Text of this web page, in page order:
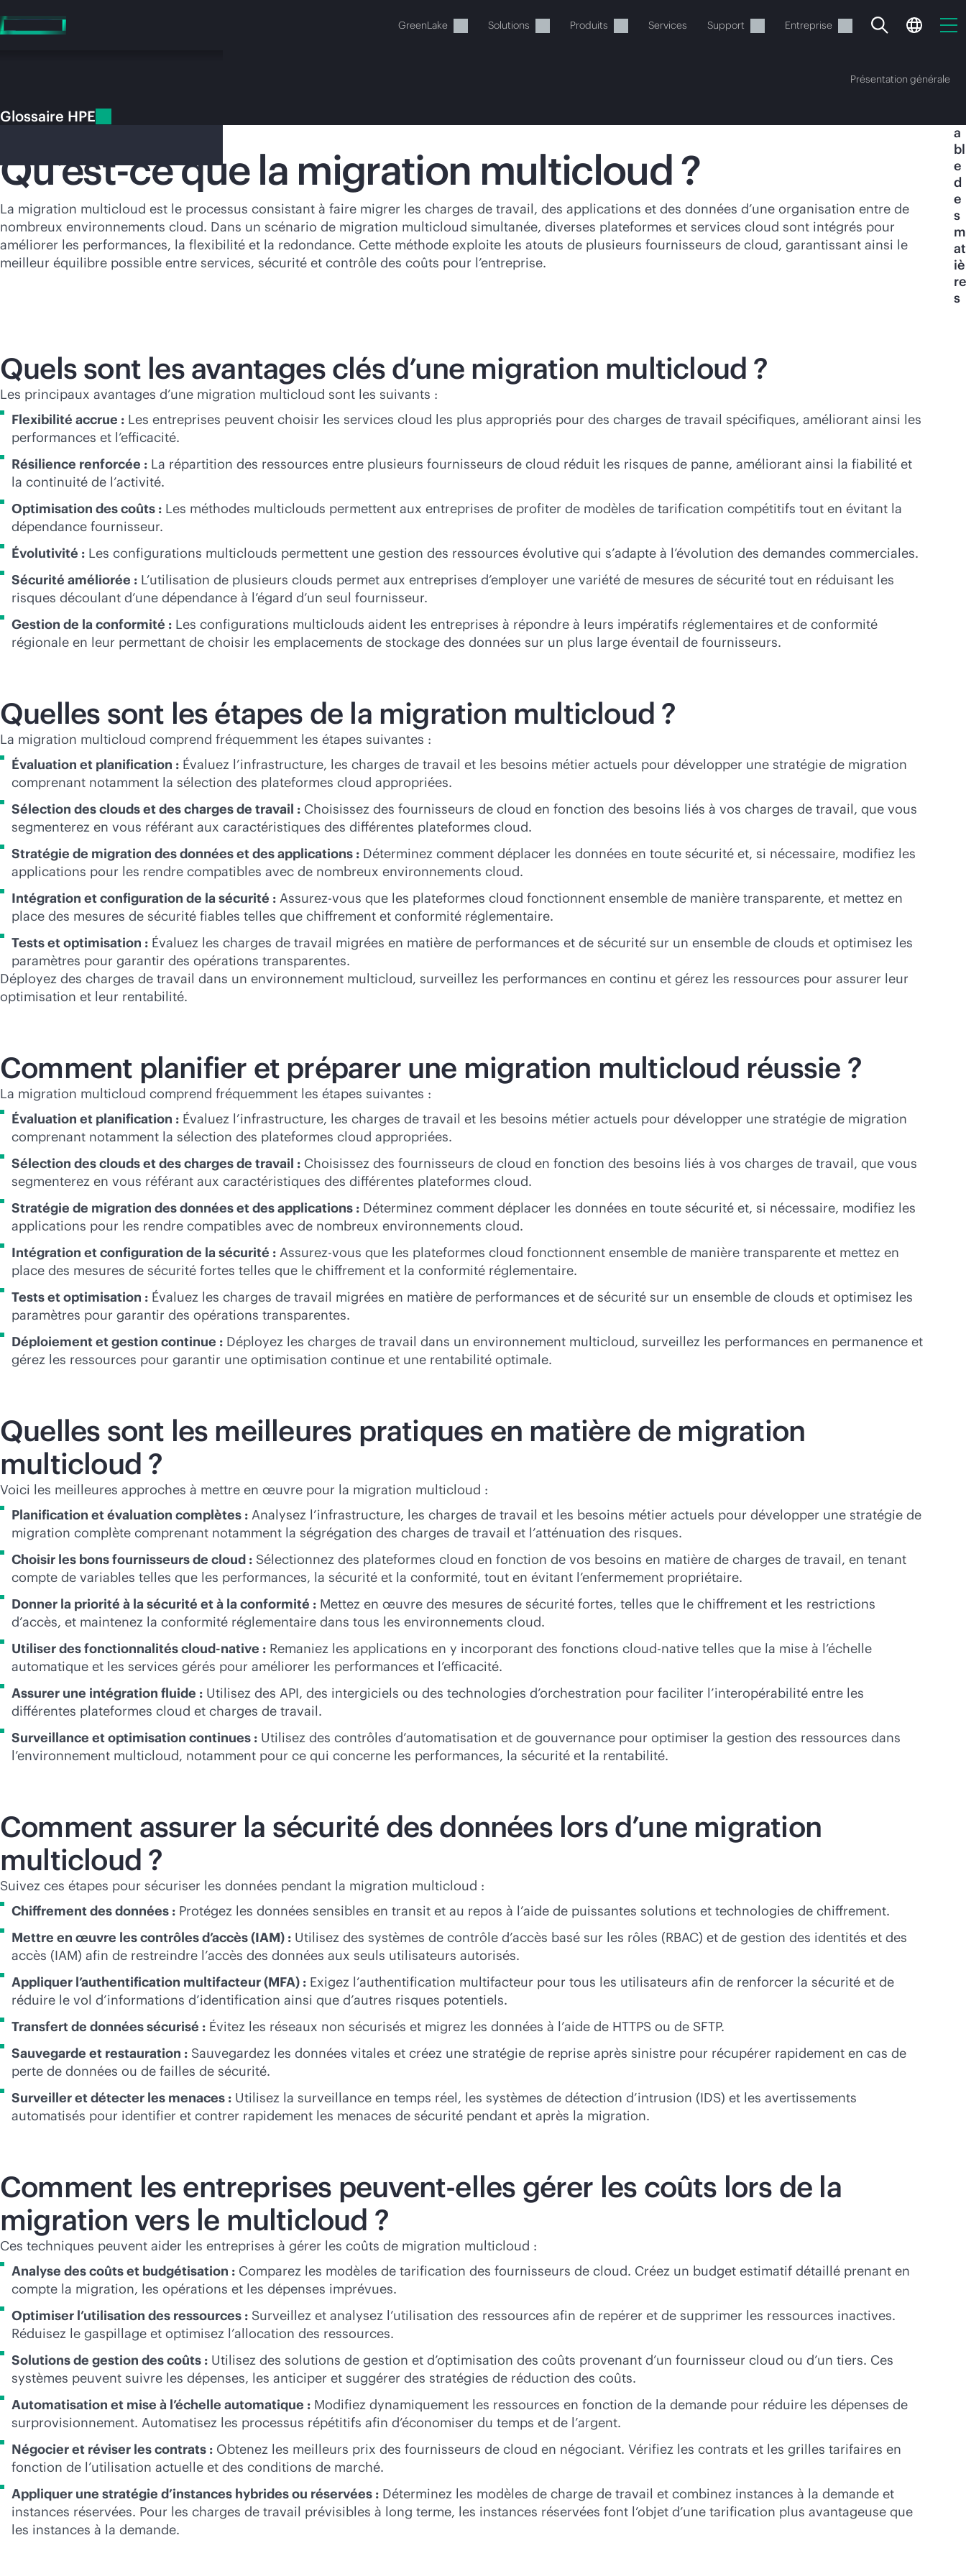
au
contenu
GreenLake Solutions Produits Services Support Entreprise
Votre panier est actuellement vide
Rendez-vous dans la boutique HPE pour découvrir, configurer et commander.
Présentation générale
Glossaire HPE
Qu’est-ce que la migration multicloud ?
La migration multicloud est le processus consistant à faire migrer les charges de travail, des applications et des données d’une organisation entre de
nombreux environnements cloud. Dans un scénario de migration multicloud simultanée, diverses plateformes et services cloud sont intégrés pour
améliorer les performances, la flexibilité et la redondance. Cette méthode exploite les atouts de plusieurs fournisseurs de cloud, garantissant ainsi le
meilleur équilibre possible entre services, sécurité et contrôle des coûts pour l’entreprise.
a
bl
e
d
e
s
m
at
iè
re
s
Quels sont les avantages clés d’une migration multicloud ?
Les principaux avantages d’une migration multicloud sont les suivants :
Flexibilité accrue : Les entreprises peuvent choisir les services cloud les plus appropriés pour des charges de travail spécifiques, améliorant ainsi les
performances et l’efficacité.
Résilience renforcée : La répartition des ressources entre plusieurs fournisseurs de cloud réduit les risques de panne, améliorant ainsi la fiabilité et
la continuité de l’activité.
Optimisation des coûts : Les méthodes multiclouds permettent aux entreprises de profiter de modèles de tarification compétitifs tout en évitant la
dépendance fournisseur.
Évolutivité : Les configurations multiclouds permettent une gestion des ressources évolutive qui s’adapte à l’évolution des demandes commerciales.
Sécurité améliorée : L’utilisation de plusieurs clouds permet aux entreprises d’employer une variété de mesures de sécurité tout en réduisant les
risques découlant d’une dépendance à l’égard d’un seul fournisseur.
Gestion de la conformité : Les configurations multiclouds aident les entreprises à répondre à leurs impératifs réglementaires et de conformité
régionale en leur permettant de choisir les emplacements de stockage des données sur un plus large éventail de fournisseurs.
Quelles sont les étapes de la migration multicloud ?
La migration multicloud comprend fréquemment les étapes suivantes :
Évaluation et planification : Évaluez l’infrastructure, les charges de travail et les besoins métier actuels pour développer une stratégie de migration
comprenant notamment la sélection des plateformes cloud appropriées.
Sélection des clouds et des charges de travail : Choisissez des fournisseurs de cloud en fonction des besoins liés à vos charges de travail, que vous
segmenterez en vous référant aux caractéristiques des différentes plateformes cloud.
Stratégie de migration des données et des applications : Déterminez comment déplacer les données en toute sécurité et, si nécessaire, modifiez les
applications pour les rendre compatibles avec de nombreux environnements cloud.
Intégration et configuration de la sécurité : Assurez-vous que les plateformes cloud fonctionnent ensemble de manière transparente, et mettez en
place des mesures de sécurité fiables telles que chiffrement et conformité réglementaire.
Tests et optimisation : Évaluez les charges de travail migrées en matière de performances et de sécurité sur un ensemble de clouds et optimisez les
paramètres pour garantir des opérations transparentes.
Déployez des charges de travail dans un environnement multicloud, surveillez les performances en continu et gérez les ressources pour assurer leur
optimisation et leur rentabilité.
Comment planifier et préparer une migration multicloud réussie ?
La migration multicloud comprend fréquemment les étapes suivantes :
Évaluation et planification : Évaluez l’infrastructure, les charges de travail et les besoins métier actuels pour développer une stratégie de migration
comprenant notamment la sélection des plateformes cloud appropriées.
Sélection des clouds et des charges de travail : Choisissez des fournisseurs de cloud en fonction des besoins liés à vos charges de travail, que vous
segmenterez en vous référant aux caractéristiques des différentes plateformes cloud.
Stratégie de migration des données et des applications : Déterminez comment déplacer les données en toute sécurité et, si nécessaire, modifiez les
applications pour les rendre compatibles avec de nombreux environnements cloud.
Intégration et configuration de la sécurité : Assurez-vous que les plateformes cloud fonctionnent ensemble de manière transparente et mettez en
place des mesures de sécurité fortes telles que le chiffrement et la conformité réglementaire.
Tests et optimisation : Évaluez les charges de travail migrées en matière de performances et de sécurité sur un ensemble de clouds et optimisez les
paramètres pour garantir des opérations transparentes.
Déploiement et gestion continue : Déployez les charges de travail dans un environnement multicloud, surveillez les performances en permanence et
gérez les ressources pour garantir une optimisation continue et une rentabilité optimale.
Quelles sont les meilleures pratiques en matière de migration
multicloud ?
Voici les meilleures approches à mettre en œuvre pour la migration multicloud :
Planification et évaluation complètes : Analysez l’infrastructure, les charges de travail et les besoins métier actuels pour développer une stratégie de
migration complète comprenant notamment la ségrégation des charges de travail et l’atténuation des risques.
Choisir les bons fournisseurs de cloud : Sélectionnez des plateformes cloud en fonction de vos besoins en matière de charges de travail, en tenant
compte de variables telles que les performances, la sécurité et la conformité, tout en évitant l’enfermement propriétaire.
Donner la priorité à la sécurité et à la conformité : Mettez en œuvre des mesures de sécurité fortes, telles que le chiffrement et les restrictions
d’accès, et maintenez la conformité réglementaire dans tous les environnements cloud.
Utiliser des fonctionnalitéscloud-native : Remaniez les applications en y incorporant des fonctions cloud-native telles que la mise à l’échelle
automatique et les services gérés pour améliorer les performances et l’efficacité.
Assurer une intégration fluide : Utilisez des API, des intergiciels ou des technologies d’orchestration pour faciliter l’interopérabilité entre les
différentes plateformes cloud et charges de travail.
Surveillance et optimisation continues : Utilisez des contrôles d’automatisation et de gouvernance pour optimiser la gestion des ressources dans
l’environnement multicloud, notamment pour ce qui concerne les performances, la sécurité et la rentabilité.
Comment assurer la sécurité des données lors d’une migration
multicloud ?
Suivez ces étapes pour sécuriser les données pendant la migration multicloud :
Chiffrement des données : Protégez les données sensibles en transit et au repos à l’aide de puissantes solutions et technologies de chiffrement.
Mettre en œuvre les contrôles d’accès (IAM) : Utilisez des systèmes de contrôle d’accès basé sur les rôles (RBAC) et de gestion des identités et des
accès (IAM) afin de restreindre l’accès des données aux seuls utilisateurs autorisés.
Appliquer l’authentification multifacteur (MFA) : Exigez l’authentification multifacteur pour tous les utilisateurs afin de renforcer la sécurité et de
réduire le vol d’informations d’identification ainsi que d’autres risques potentiels.
Transfert de données sécurisé : Évitez les réseaux non sécurisés et migrez les données à l’aide de HTTPS ou de SFTP.
Sauvegarde et restauration : Sauvegardez les données vitales et créez une stratégie de reprise après sinistre pour récupérer rapidement en cas de
perte de données ou de failles de sécurité.
Surveiller et détecter les menaces : Utilisez la surveillance en temps réel, les systèmes de détection d’intrusion (IDS) et les avertissements
automatisés pour identifier et contrer rapidement les menaces de sécurité pendant et après la migration.
Comment les entreprises peuvent-elles gérer les coûts lors de la
migration vers le multicloud ?
Ces techniques peuvent aider les entreprises à gérer les coûts de migration multicloud :
Analyse des coûts et budgétisation : Comparez les modèles de tarification des fournisseurs de cloud. Créez un budget estimatif détaillé prenant en
compte la migration, les opérations et les dépenses imprévues.
Optimiser l’utilisation des ressources : Surveillez et analysez l’utilisation des ressources afin de repérer et de supprimer les ressources inactives.
Réduisez le gaspillage et optimisez l’allocation des ressources.
Solutions de gestion des coûts : Utilisez des solutions de gestion et d’optimisation des coûts provenant d’un fournisseur cloud ou d’un tiers. Ces
systèmes peuvent suivre les dépenses, les anticiper et suggérer des stratégies de réduction des coûts.
Automatisation et mise à l’échelle automatique : Modifiez dynamiquement les ressources en fonction de la demande pour réduire les dépenses de
surprovisionnement. Automatisez les processus répétitifs afin d’économiser du temps et de l’argent.
Négocier et réviser les contrats : Obtenez les meilleurs prix des fournisseurs de cloud en négociant. Vérifiez les contrats et les grilles tarifaires en
fonction de l’utilisation actuelle et des conditions de marché.
Appliquer une stratégie d’instances hybrides ou réservées : Déterminez les modèles de charge de travail et combinez instances à la demande et
instances réservées. Pour les charges de travail prévisibles à long terme, les instances réservées font l’objet d’une tarification plus avantageuse que
les instances à la demande.